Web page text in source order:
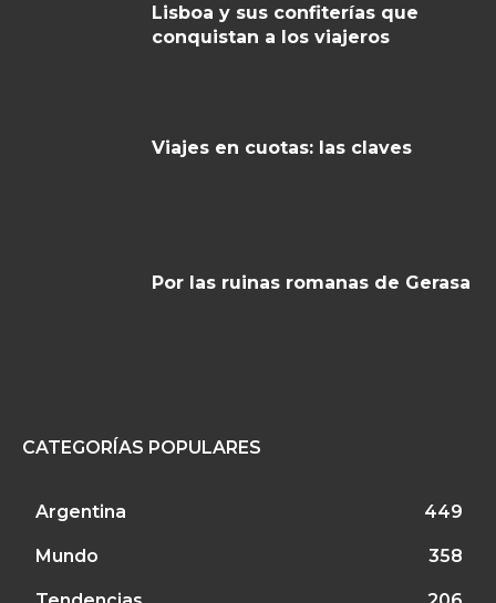
Lisboa y sus confiterías que
conquistan a los viajeros
Viajes en cuotas: las claves
Por las ruinas romanas de Gerasa
CATEGORÍAS POPULARES
Argentina 449
Mundo 358